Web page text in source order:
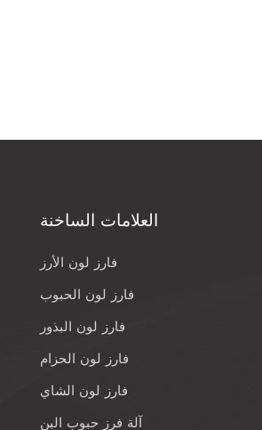
العلامات الساخنة
فارز لون الأرز
فارز لون الحبوب
فارز لون البذور
فارز لون الحزام
فارز لون الشاي
آلة فرز حبوب البن